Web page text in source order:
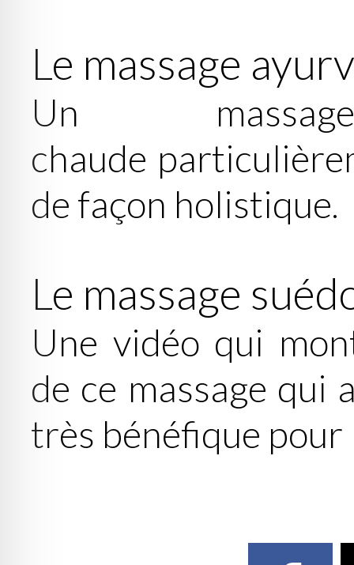
Le massage
Un
chaude
de façon holistique.
Le massage
Une vidéo qui
de ce massage
très bénéfique